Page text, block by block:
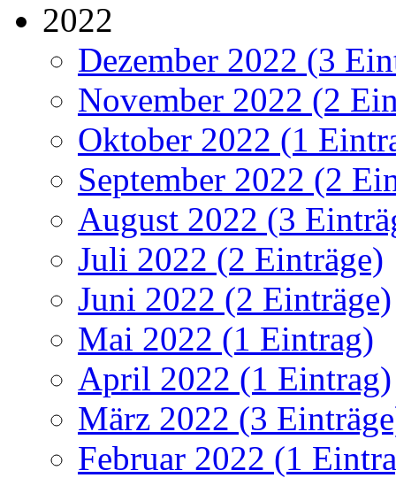
2022
Dezember 2022 (3
November 2022 (2
Oktober 2022 (1
September 2022 (2
August 2022 (3
Juli 2022 (2 Einträge)
Juni 2022 (2 Einträge)
Mai 2022 (1 Eintrag)
April 2022 (1 Eintrag)
März 2022 (3
Februar 2022 (1